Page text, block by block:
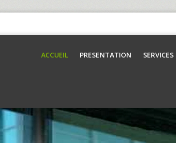
ACCUEIL PRESENTATION SERVICES